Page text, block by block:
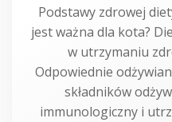
Podstawy zdrowej
jest ważna dla kota?
w utrzymaniu
Odpowiednie
składników
immunologiczny i